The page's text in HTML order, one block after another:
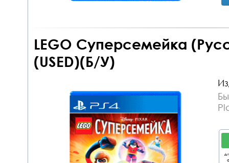
LEGO Суперсемейка
(USED)(Б/У)